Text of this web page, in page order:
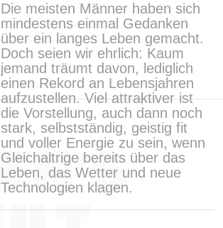
Die meisten Männer haben sich
mindestens einmal Gedanken
über ein langes Leben gemacht.
Doch seien wir ehrlich: Kaum
jemand träumt davon, lediglich
einen Rekord an Lebensjahren
aufzustellen. Viel attraktiver ist
die Vorstellung, auch dann noch
stark, selbstständig, geistig fit
und voller Energie zu sein, wenn
Gleichaltrige bereits über das
Leben, das Wetter und neue
Technologien klagen.